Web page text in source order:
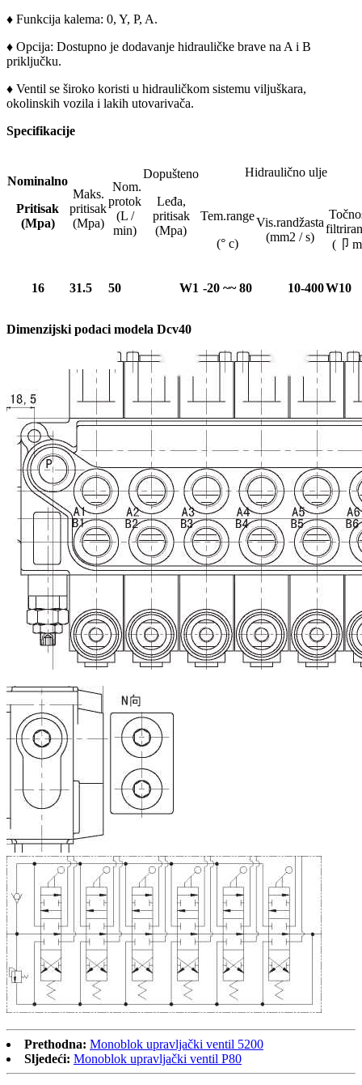
♦ Funkcija kalema: 0, Y, P, A.
♦ Opcija: Dostupno je dodavanje hidrauličke brave na A i B
priključku.
♦ Ventil se široko koristi u hidrauličkom sistemu viljuškara,
okolinskih vozila i lakih utovarivača.
Specifikacije
Nominalno
Pritisak
(Mpa)
Maks.
pritisak
(Mpa)
Nom.
protok
(L /
min)
Dopušteno
Leđa,
pritisak
(Mpa)
Hidraulično ulje
Tem.range
(° c)
Vis.randžasta
(mm2 / s)
(卩
16 31.5 50 W1 -20 ~~ 80 10-400W10
Dimenzijski podaci modela Dcv40
Prethodna: Monoblok upravljački ventil 5200
Sljedeći: Monoblok upravljački ventil P80